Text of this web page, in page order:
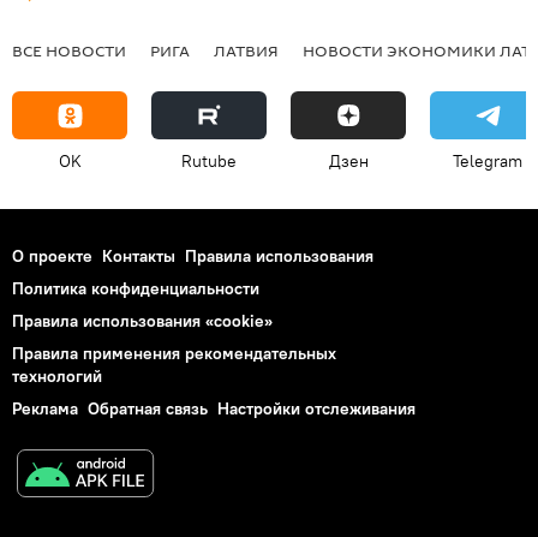
ВСЕ НОВОСТИ РИГА ЛАТВИЯ НОВОСТИ ЭКОНОМИКИ
OK Rutube Дзен Telegram
О проекте Контакты Правила использования
Политика конфиденциальности
Правила использования «cookie»
Правила применения рекомендательных
технологий
Реклама Обратная связь Настройки отслеживания